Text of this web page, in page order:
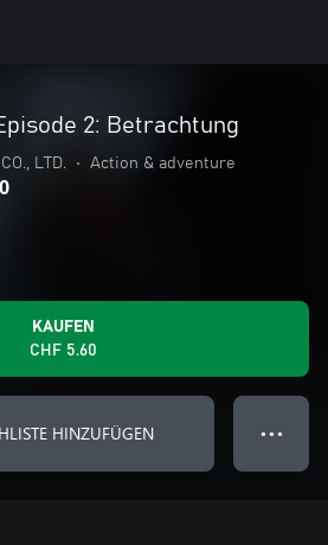
2: Betrachtung
LTD. • Action & adventure
KAUFEN
CHF 5.60
HINZUFÜGEN ● ● ●